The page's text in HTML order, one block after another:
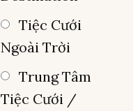
Tiệc Cưới
Ngoài Trời
Trung Tâm
Tiệc Cưới /